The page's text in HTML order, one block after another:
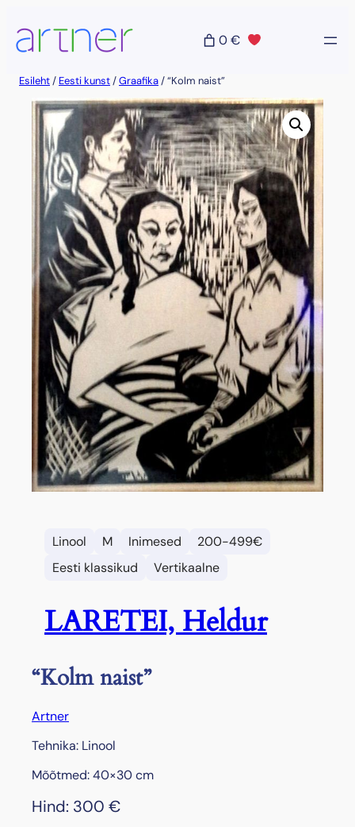
sisu
juurde
0 €
Esileht/ Eesti kunst/Graafika/ “Kolm naist”
Linool M Inimesed
200-499€
Eesti klassikud
Vertikaalne
LARETEI, Heldur
“Kolm naist”
Artner
Tehnika: Linool
Mõõtmed: 40×30 cm
Hind: 300 €